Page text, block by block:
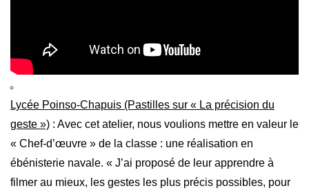
Lycée Poinso-Chapuis (Pastilles sur « La précision du
geste ») : Avec cet atelier, nous voulions mettre en valeur le
« Chef-d’œuvre » de la classe : une réalisation en
ébénisterie navale. « J’ai proposé de leur apprendre à
filmer au mieux, les gestes les plus précis possibles, pour